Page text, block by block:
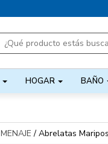
HOGAR BAÑO
MENAJE / Abrelatas